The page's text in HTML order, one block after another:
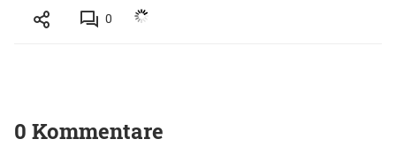
0
0 Kommentare